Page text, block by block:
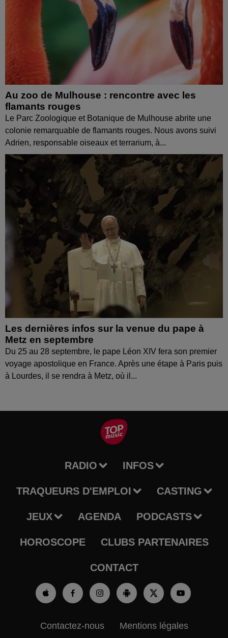
Au zoo de Mulhouse : rencontre avec les
flamants rouges
Le Parc Zoologique et Botanique de Mulhouse abrite une
colonie remarquable de flamants rouges. Nous avons suivi
Adrien, responsable oiseaux et terrarium, à...
Les dernières infos sur la venue du pape à
Metz en septembre
Du 25 au 28 septembre, le pape Léon XIV fera son premier
voyage apostolique en France. Après une étape à Paris puis
à Lourdes, il se rendra à Metz, où il...
RADIO INFOS
TRAQUEURS D'EMPLOI CASTING
JEUX AGENDA PODCASTS
HOROSCOPE CLUBS PARTENAIRES
CONTACT
Contactez-nous Mentions légales